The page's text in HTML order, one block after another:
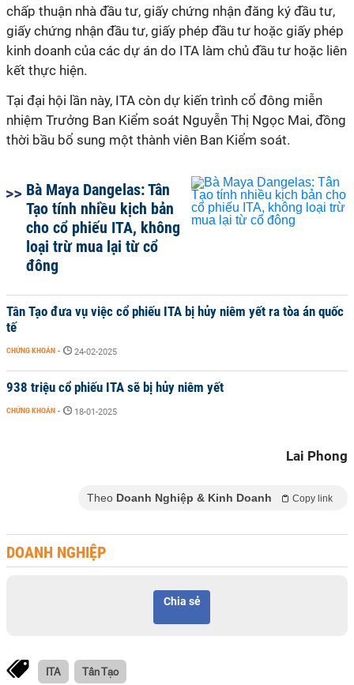
chấp thuận nhà đầu tư, giấy chứng nhận đăng ký đầu tư,
giấy chứng nhận đầu tư, giấy phép đầu tư hoặc giấy phép
kinh doanh của các dự án do ITA làm chủ đầu tư hoặc liên
kết thực hiện.
Tại đại hội lần này, ITA còn dự kiến trình cổ đông miễn
nhiệm Trưởng Ban Kiểm soát Nguyễn Thị Ngọc Mai, đồng
thời bầu bổ sung một thành viên Ban Kiểm soát.
Bà Maya Dangelas: Tân
Tạo tính nhiều kịch bản
cho cổ phiếu ITA, không
loại trừ mua lại từ cổ
đông
Tân Tạo đưa vụ việc cổ phiếu ITA bị hủy niêm yết ra tòa án quốc
tế
CHỨNG KHOÁN - 24-02-2025
938 triệu cổ phiếu ITA sẽ bị hủy niêm yết
CHỨNG KHOÁN - 18-01-2025
Lai Phong
Theo Doanh Nghiệp & Kinh Doanh Copy link
DOANH NGHIỆP
Chia sẻ
ITA Tân Tạo